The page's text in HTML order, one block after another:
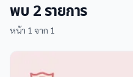
พบ 2รายการ
หน้า 1 จาก 1